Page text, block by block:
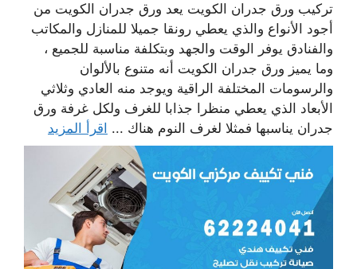
تركيب ورق جدران الكويت يعد ورق جدران الكويت من
أجود الأنواع والذي يعطي رونقا جميلا للمنازل والمكاتب
والفنادق يوفر الوقت والجهد وبتكلفة مناسبة للجميع ،
وما يميز ورق جدران الكويت أنه متنوع بالألوان
والرسومات المختلفة الراقية ويوجد منه العادي وثلاثي
الأبعاد الذي يعطي منظرا جذابا للغرف ولكل غرفة ورق
جدران يناسبها فمثلا لغرف النوم هناك ... اقرأ المزيد